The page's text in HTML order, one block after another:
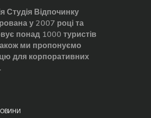
Студія Відпочинку
у 2007 році та
понад 1000 туристів
ми пропонуємо
для корпоративних